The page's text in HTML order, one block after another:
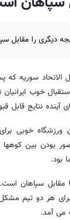
دیگری را مقابل
الاتحاد سوریه
خوب
آینده نتایج قابل
خوبی
بودن بین
بود.
سپاهان است.
هر دو تیم
می آمد.